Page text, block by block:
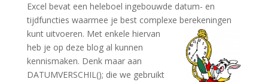
Excel bevat een heleboel ingebouwde datum- en
tijdfuncties waarmee je best complexe berekeningen
kunt uitvoeren. Met enkele hiervan
heb je op deze blog al kunnen
kennismaken. Denk maar aan
DATUMVERSCHIL(); die we gebruikt